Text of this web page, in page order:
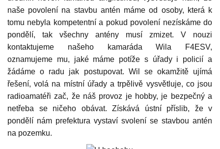
naše povolení na stavbu antén máme od osoby, která k
tomu nebyla kompetentní a pokud povolení nezískáme do
pondělí, tak všechny antény musí zmizet. V nouzi
kontaktujeme našeho kamaráda Wila F4ESV,
oznamujeme mu, jaké máme potíže s úřady i policií a
žádáme o radu jak postupovat. Wil se okamžitě ujímá
řešení, volá na místní úřady a trpělivě vysvětluje, co jsou
radioamatéři zač, že náš provoz je hobby, je bezpečný a
netřeba se ničeho obávat. Získává ústní příslib, že v
pondělí nám prefektura vystaví svolení se stavbou antén
na pozemku.